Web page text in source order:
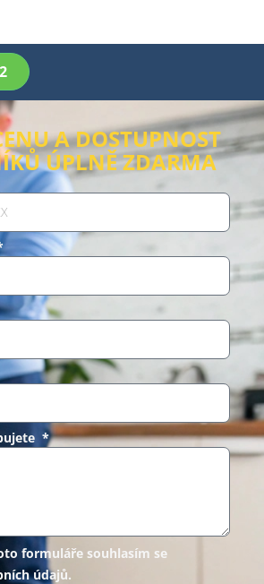
A DOSTUPNOST
ÚPLNĚ ZDARMA
*
formuláře souhlasím se
údajů.